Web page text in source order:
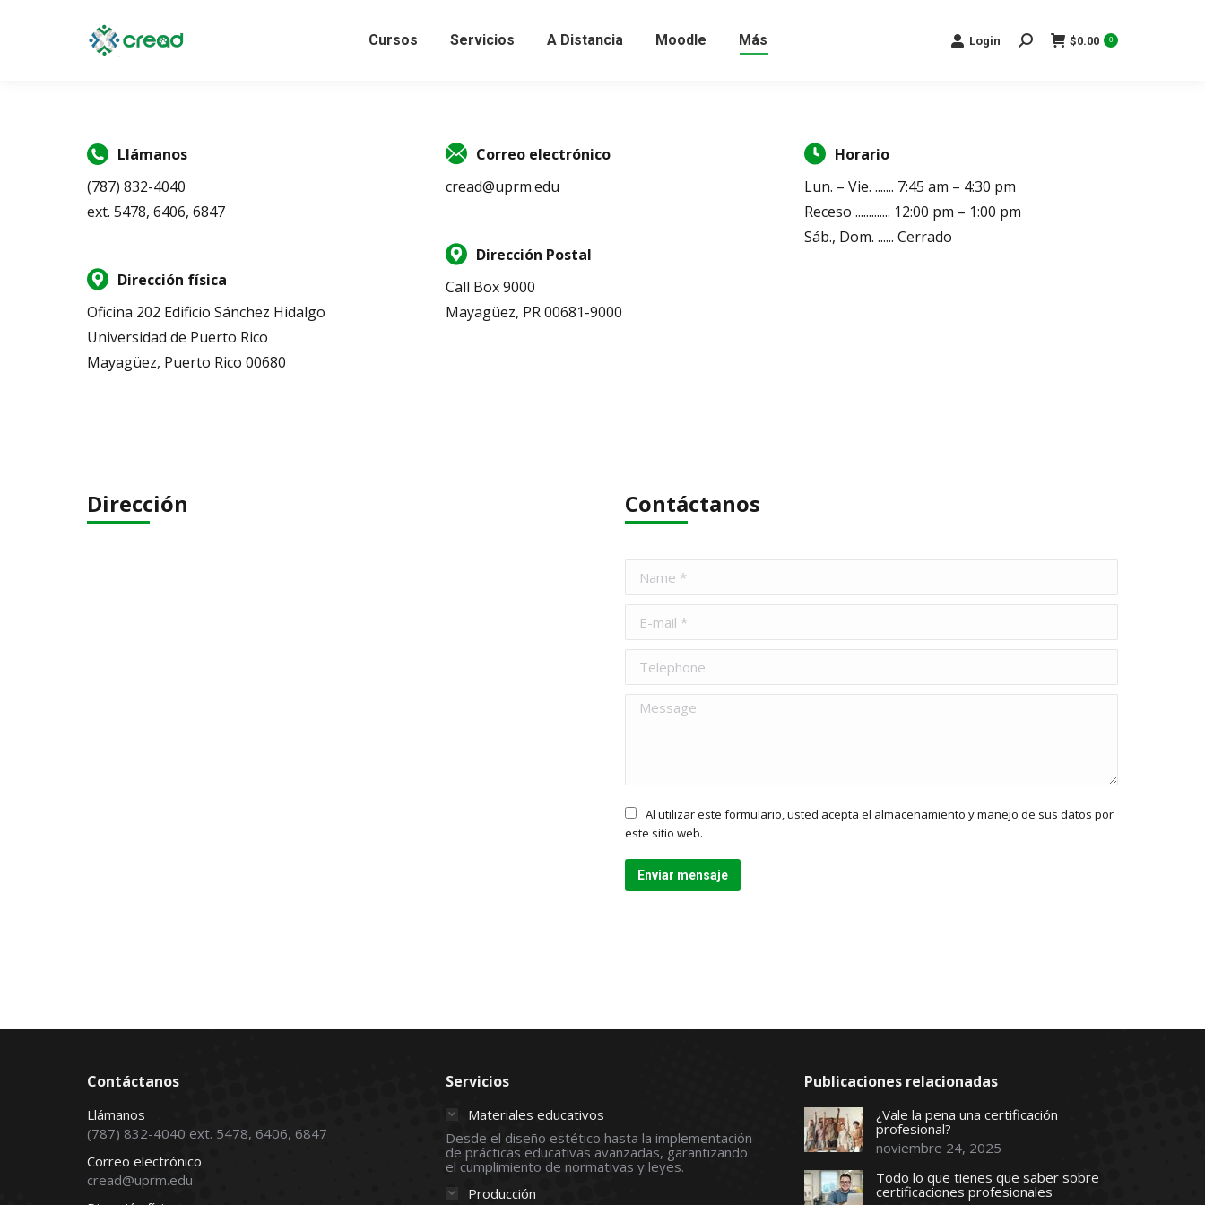
Cursos Servicios A Distancia Moodle Más Login Search:$0.00 0
Llámanos
(787) 832-4040
ext. 5478, 6406, 6847
Dirección física
Oficina 202 Edificio Sánchez Hidalgo
Universidad de Puerto Rico
Mayagüez, Puerto Rico 00680
Correo electrónico
cread@uprm.edu
Dirección Postal
Call Box 9000
Mayagüez, PR 00681-9000
Horario
Lun. – Vie. ....... 7:45 am – 4:30 pm
Receso ............. 12:00 pm – 1:00 pm
Sáb., Dom. ...... Cerrado
Dirección Contáctanos
Name *
E-mail *
Telephone
Message
Al utilizar este formulario, usted acepta el almacenamiento y manejo de sus datos por
este sitio web.
Enviar mensaje
Contáctanos
Llámanos
(787) 832-4040 ext. 5478, 6406, 6847
Correo electrónico
cread@uprm.edu
Servicios
Materiales educativos
Desde el diseño estético hasta la implementación
de prácticas educativas avanzadas, garantizando
el cumplimiento de normativas y leyes.
Producción
Publicaciones relacionadas
¿Vale la pena una certificación
profesional?
noviembre 24, 2025
Todo lo que tienes que saber sobre
certificaciones profesionales